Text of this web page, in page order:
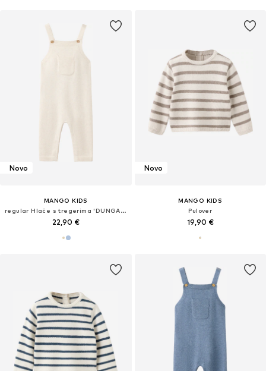
Novo
MANGO KIDS
regular Hlače s tregerima 'DUNGAREES BREST3'
22,90 €
Novo
MANGO KIDS
Pulover
19,90 €